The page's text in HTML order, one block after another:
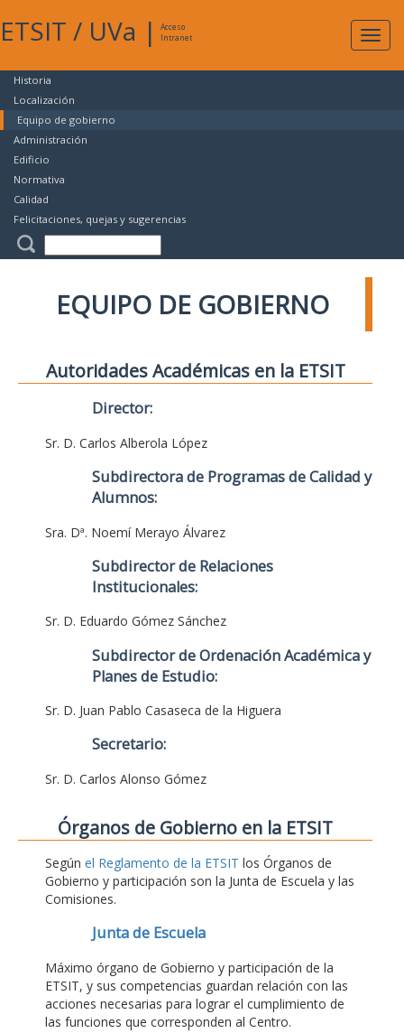
ETSIT / UVa |
Acceso
Intranet
Historia
Localización
Equipo de gobierno
Administración
Edificio
Normativa
Calidad
Felicitaciones, quejas y sugerencias
EQUIPO DE GOBIERNO
Autoridades Académicas en la ETSIT
Director:
Sr. D. Carlos Alberola López
Subdirectora de Programas de Calidad y
Alumnos:
Sra. Dª. Noemí Merayo Álvarez
Subdirector de Relaciones
Institucionales:
Sr. D. Eduardo Gómez Sánchez
Subdirector de Ordenación Académica y
Planes de Estudio:
Sr. D. Juan Pablo Casaseca de la Higuera
Secretario:
Sr. D. Carlos Alonso Gómez
Órganos de Gobierno en la ETSIT
Según el Reglamento de la ETSIT los Órganos de
Gobierno y participación son la Junta de Escuela y las
Comisiones.
Junta de Escuela
Máximo órgano de Gobierno y participación de la
ETSIT, y sus competencias guardan relación con las
acciones necesarias para lograr el cumplimiento de
las funciones que corresponden al Centro.